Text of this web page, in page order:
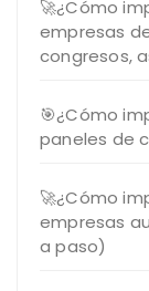
🚀¿Cómo
empresas
congresos,
🎯¿Cómo
paneles de
🚀¿Cómo
empresas
a paso)